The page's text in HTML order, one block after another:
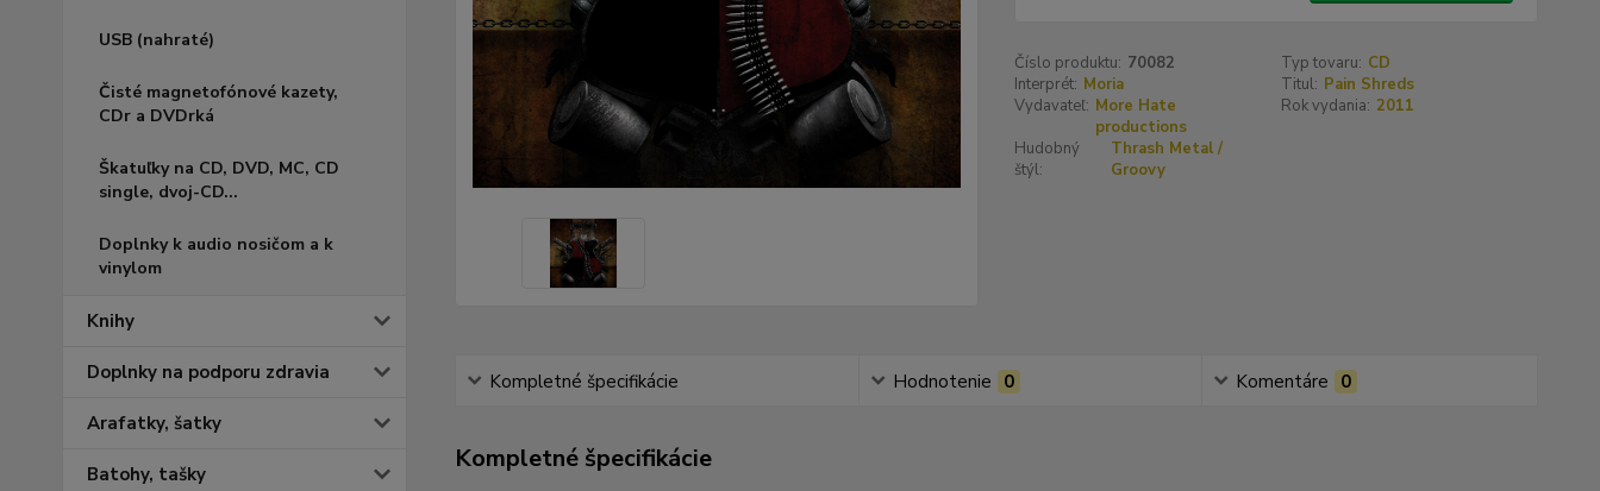
USB (nahraté)
Čisté magnetofónové kazety,
CDr a DVDrká
Škatuľky na CD, DVD, MC, CD
single, dvoj-CD...
Doplnky k audio nosičom a k
vinylom
Knihy
Doplnky na podporu zdravia
Arafatky, šatky
Batohy, tašky
Číslo produktu: 70082 Typ tovaru: CD
Interprét: Moria Titul: Pain Shreds
Vydavateľ: More Hate
productions
Rok vydania: 2011
Hudobný
štýl:
Thrash Metal /
Groovy
Kompletné špecifikácie Hodnotenie 0 Komentáre 0
Kompletné špecifikácie